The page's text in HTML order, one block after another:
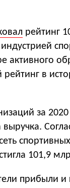
рейтинг
активного
в
за
101,9
прибыли и